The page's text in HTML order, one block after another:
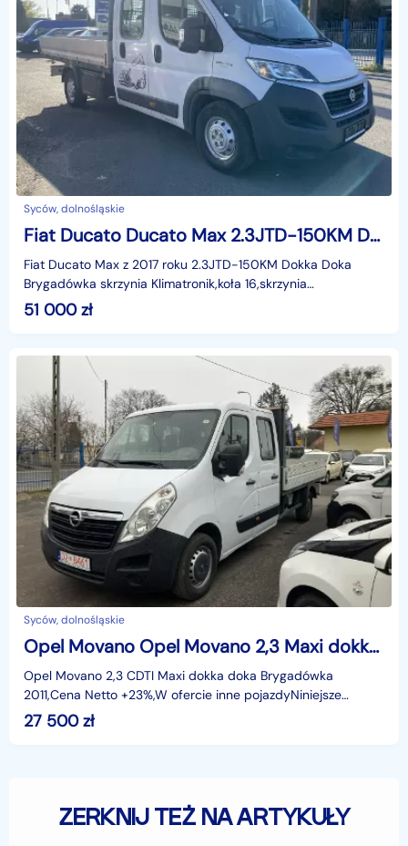
Syców, dolnośląskie
Fiat Ducato Ducato Max 2.3JTD-150KM Dokka Doka Brygadówka skrzynia Klima 2017
Fiat Ducato Max z 2017 roku 2.3JTD-150KM Dokka Doka
Brygadówka skrzynia Klimatronik,koła 16,skrzynia
aluminiowa,schowki na narzędzia,Cena N + 23% ,długość
3,35m
51 000zł
Syców, dolnośląskie
Opel Movano Opel Movano 2,3 Maxi dokka doka Brygadówka 2011
Opel Movano 2,3 CDTI Maxi dokka doka Brygadówka
2011,Cena Netto +23%,W ofercie inne pojazdyNiniejsze
ogłoszenie jest wyłącznie informacją handlową i nie stanowi
27 500zł
ZERKNIJ TEŻ NA ARTYKUŁY